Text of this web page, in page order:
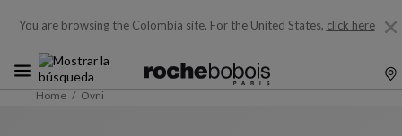
You are browsing the Colombia site. For the United States, click here
Home Ovni